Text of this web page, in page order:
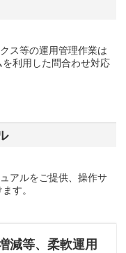
ス等の運用管理作業は
利用した問合わせ対応
アルをご提供、操作サ
す。
減等、柔軟運用